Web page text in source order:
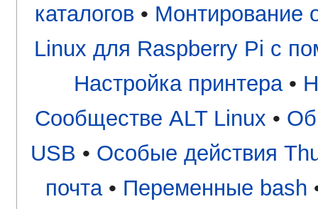
каталогов • Монтирование
Linux для Raspberry Pi с
Настройка принтера•
Сообществе ALT Linux •
USB • Особые действия
почта• Переменные bash